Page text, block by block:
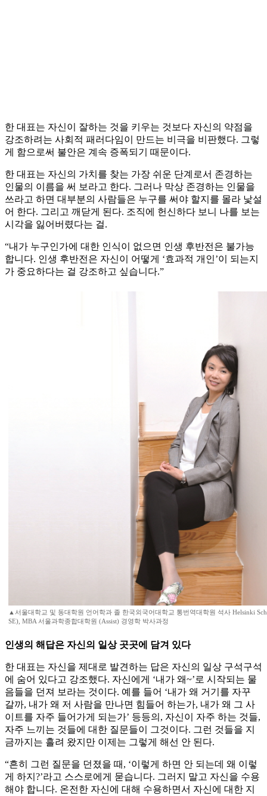
한 대표는 자신이 잘하는 것을 키우는 것보다 자신의 약점을
강조하려는 사회적 패러다임이 만드는 비극을 비판했다. 그렇
게 함으로써 불안은 계속 증폭되기 때문이다.
한 대표는 자신의 가치를 찾는 가장 쉬운 단계로서 존경하는
인물의 이름을 써 보라고 한다. 그러나 막상 존경하는 인물을
쓰라고 하면 대부분의 사람들은 누구를 써야 할지를 몰라 낯설
어 한다. 그리고 깨닫게 된다. 조직에 헌신하다 보니 나를 보는
시각을 잃어버렸다는 걸.
“내가 누구인가에 대한 인식이 없으면 인생 후반전은 불가능
합니다. 인생 후반전은 자신이 어떻게 ‘효과적 개인’이 되는지
가 중요하다는 걸 강조하고 싶습니다.”
▲서울대학교 및 동대학원 언어학과 졸 한국외국어대학교 통번역대학원 석사 Helsinki
SE), MBA 서울과학종합대학원 (Assist) 경영학 박사과정
인생의 해답은 자신의 일상 곳곳에 담겨 있다
한 대표는 자신을 제대로 발견하는 답은 자신의 일상 구석구석
에 숨어 있다고 강조했다. 자신에게 ‘내가 왜~’로 시작되는 물
음들을 던져 보라는 것이다. 예를 들어 ‘내가 왜 거기를 자꾸
갈까, 내가 왜 저 사람을 만나면 힘들어 하는가, 내가 왜 그 사
이트를 자주 들어가게 되는가’ 등등의, 자신이 자주 하는 것들,
자주 느끼는 것들에 대한 질문들이 그것이다. 그런 것들을 지
금까지는 흘려 왔지만 이제는 그렇게 해선 안 된다.
“흔히 그런 질문을 던졌을 때, ‘이렇게 하면 안 되는데 왜 이렇
게 하지?’라고 스스로에게 묻습니다. 그러지 말고 자신을 수용
해야 합니다. 온전한 자신에 대해 수용하면서 자신에 대한 지